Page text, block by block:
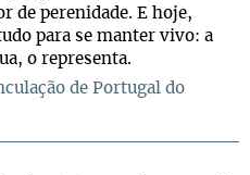
de perenidade. E hoje,
para se manter vivo: a
o representa.
de Portugal do